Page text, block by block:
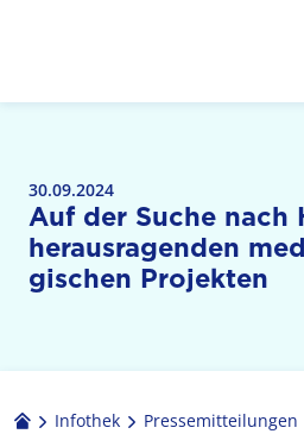
Logo: LPR Medienanstalt
30.09.2024
Auf der Suche nach
heraus­ragenden
gischen Projekten
Infothek Pressemitteilungen